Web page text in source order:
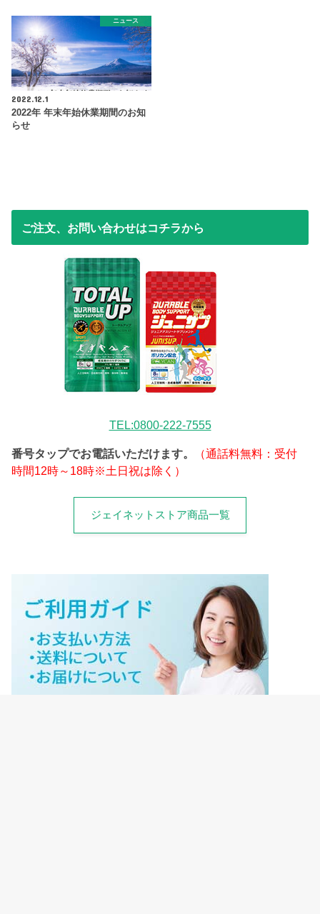
ニュース
2022.12.1
2022年 年末年始休業期間のお知
らせ
ご注文、お問い合わせはコチラから
TEL:0800-222-7555
番号タップでお電話いただけます。
（通話料無料：受付
時間12時～18時※土日祝は除く）
ジェイネットストア商品一覧